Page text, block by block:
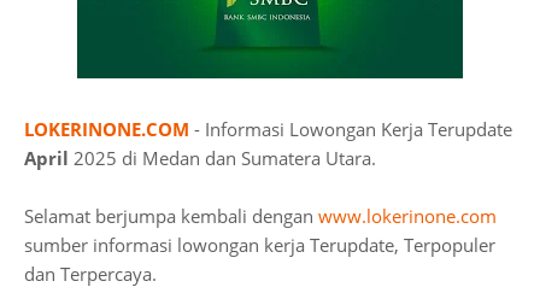
LOKERINONE.COM - Informasi Lowongan Kerja Terupdate
April 2025 di Medan dan Sumatera Utara.
Selamat berjumpa kembali dengan www.lokerinone.com
sumber informasi lowongan kerja Terupdate, Terpopuler
dan Terpercaya.